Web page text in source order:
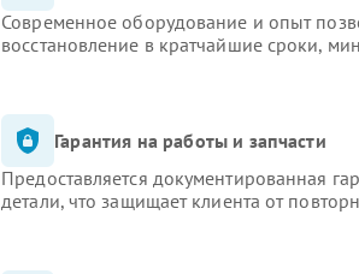
Современное оборудование и опыт
восстановление в кратчайшие сроки,
Гарантия на работы и запчасти
Предоставляется документированная
детали, что защищает клиента от